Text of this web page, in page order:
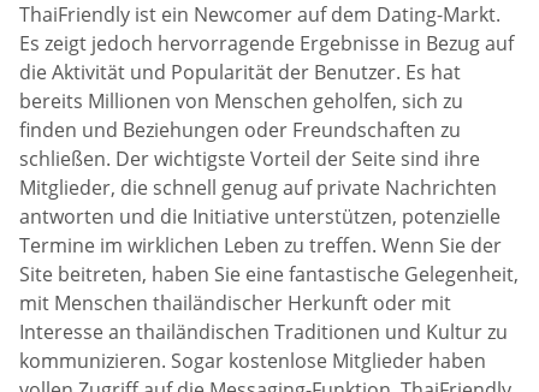
ThaiFriendly ist ein Newcomer auf dem Dating-Markt.
Es zeigt jedoch hervorragende Ergebnisse in Bezug auf
die Aktivität und Popularität der Benutzer. Es hat
bereits Millionen von Menschen geholfen, sich zu
finden und Beziehungen oder Freundschaften zu
schließen. Der wichtigste Vorteil der Seite sind ihre
Mitglieder, die schnell genug auf private Nachrichten
antworten und die Initiative unterstützen, potenzielle
Termine im wirklichen Leben zu treffen. Wenn Sie der
Site beitreten, haben Sie eine fantastische Gelegenheit,
mit Menschen thailändischer Herkunft oder mit
Interesse an thailändischen Traditionen und Kultur zu
kommunizieren. Sogar kostenlose Mitglieder haben